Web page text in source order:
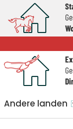
Andere landen